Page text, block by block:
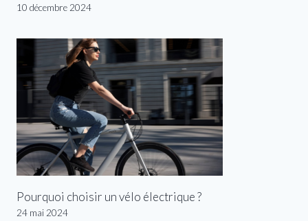
10 décembre 2024
Pourquoi choisir un vélo électrique ?
24 mai 2024